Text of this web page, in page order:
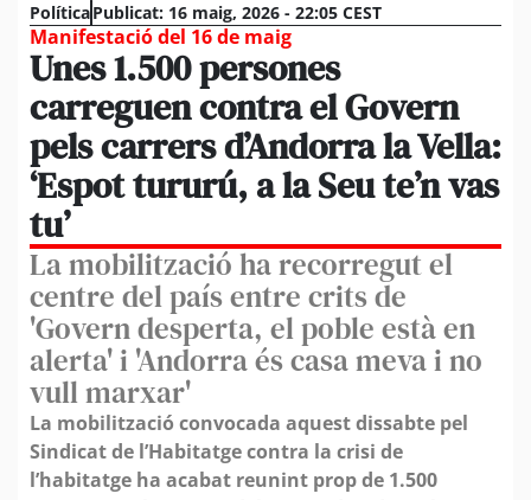
PolíticaPublicat: 16 maig, 2026 - 22:05 CEST
Manifestació del 16 de maig
Unes 1.500 persones
carreguen contra el Govern
pels carrers d’Andorra la Vella:
‘Espot tururú, a la Seu te’n vas
tu’
La mobilització ha recorregut el
centre del país entre crits de
'Govern desperta, el poble està en
alerta' i 'Andorra és casa meva i no
vull marxar'
La mobilització convocada aquest dissabte pel
Sindicat de l’Habitatge contra la crisi de
l’habitatge ha acabat reunint prop de 1.500